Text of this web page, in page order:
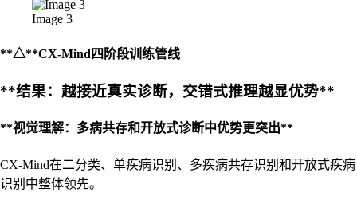
Image 3
**△**CX-Mind四阶段训练管线
**结果：越接近真实诊断，交错式推理越显优势**
**视觉理解：多病共存和开放式诊断中优势更突出**
CX-Mind在二分类、单疾病识别、多疾病共存识别和开放式疾病
识别中整体领先。